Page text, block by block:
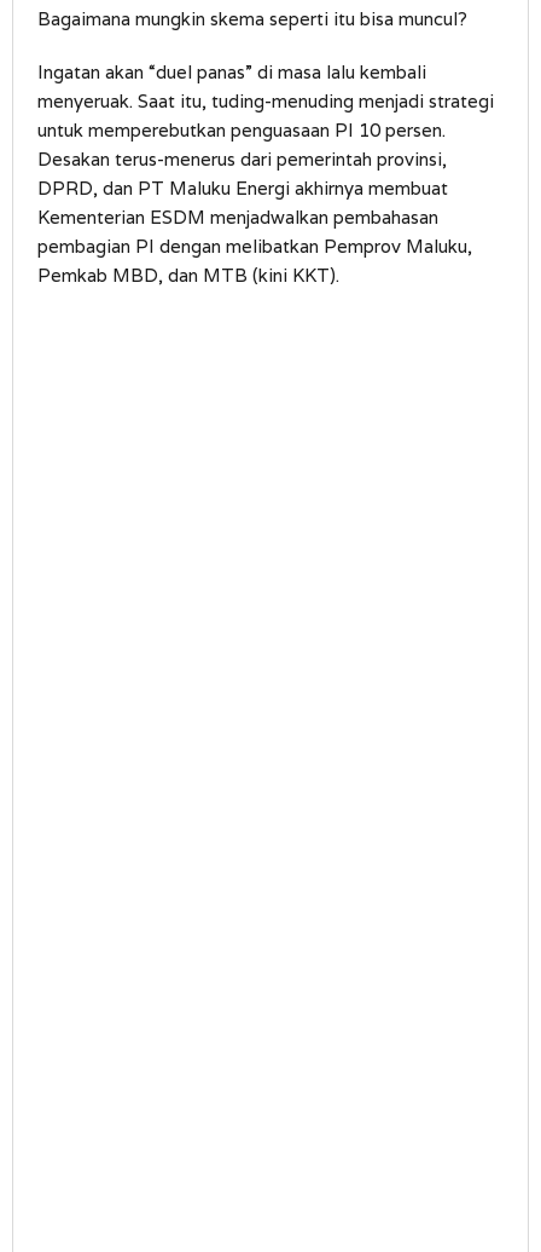
Bagaimana mungkin skema seperti itu bisa muncul?
Ingatan akan “duel panas” di masa lalu kembali
menyeruak. Saat itu, tuding-menuding menjadi strategi
untuk memperebutkan penguasaan PI 10 persen.
Desakan terus-menerus dari pemerintah provinsi,
DPRD, dan PT Maluku Energi akhirnya membuat
Kementerian ESDM menjadwalkan pembahasan
pembagian PI dengan melibatkan Pemprov Maluku,
Pemkab MBD, dan MTB (kini KKT).